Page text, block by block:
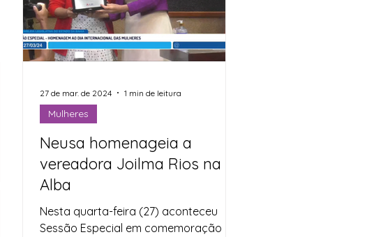
Neusa homenageia a
vereadora Joilma Rios na
Alba
Nesta quarta-feira (27) aconteceu
Sessão Especial em comemoração ao
Mulheres
27 de mar. de 2024 1 min de leitura